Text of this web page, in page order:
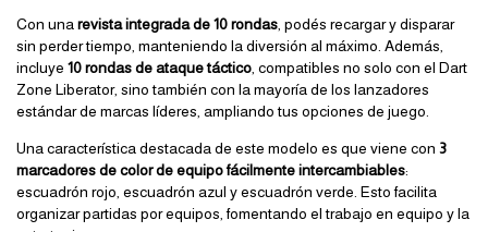
Con una revista integrada de 10 rondas , podés recargar y disparar
sin perder tiempo, manteniendo la diversión al máximo. Además,
incluye 10 rondas de ataque táctico , compatibles no solo con el Dart
Zone Liberator, sino también con la mayoría de los lanzadores
estándar de marcas líderes, ampliando tus opciones de juego.
Una característica destacada de este modelo es que viene con 3
marcadores de color de equipo fácilmente intercambiables:
escuadrón rojo, escuadrón azul y escuadrón verde. Esto facilita
organizar partidas por equipos, fomentando el trabajo en equipo y la